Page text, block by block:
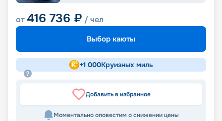
от416 736 ₽ / чел
Выбор каюты
+1 000Круизных миль
Добавить в избранное
Моментально оповестим о снижении цены